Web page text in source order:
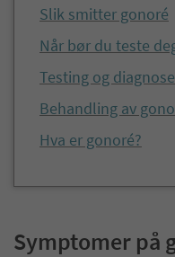
Slik smitter gonoré
Når bør du teste
Testing og diagnose
Behandling av
Hva er gonoré?
Symptomer på